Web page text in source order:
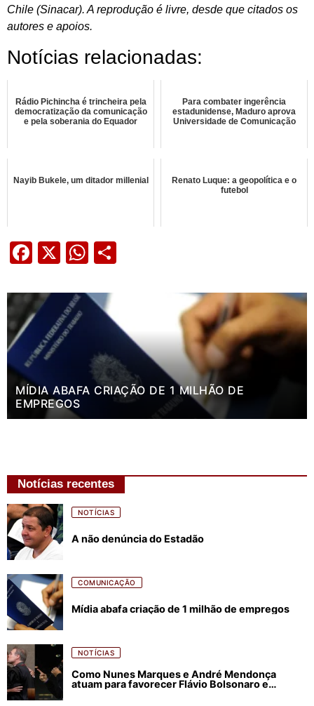
Chile (Sinacar). A reprodução é livre, desde que citados os
autores e apoios.
Notícias relacionadas:
Rádio Pichincha é trincheira pela
democratização da comunicação
e pela soberania do Equador
Para combater ingerência
estadunidense, Maduro aprova
Universidade de Comunicação
Nayib Bukele, um ditador millenial
Renato Luque: a geopolítica e o
futebol
Facebook
X WhatsApp
MÍDIA ABAFA CRIAÇÃO DE 1 MILHÃO DE
EMPREGOS
Notícias recentes
NOTÍCIAS
A não denúncia do Estadão
COMUNICAÇÃO
Mídia abafa criação de 1 milhão de empregos
NOTÍCIAS
Como Nunes Marques e André Mendonça
atuam para favorecer Flávio Bolsonaro e